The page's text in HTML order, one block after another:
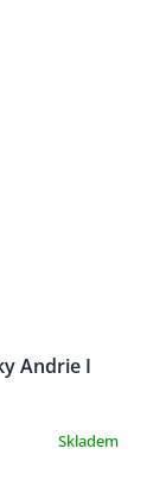
Andrie I
Skladem